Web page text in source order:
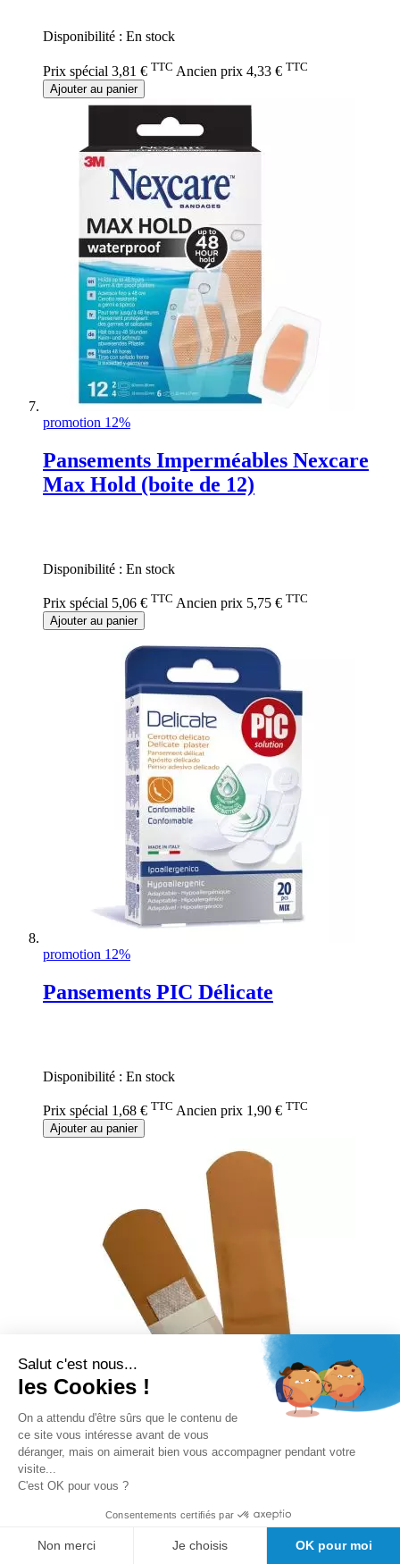
Disponibilité : En stock
Prix spécial 3,81 € TTC Ancien prix 4,33 € TTC
Ajouter au panier
promotion 12%
Pansements Imperméables Nexcare
Max Hold (boite de 12)
Disponibilité : En stock
Prix spécial 5,06 € TTC Ancien prix 5,75 € TTC
Ajouter au panier
promotion 12%
Pansements PIC Délicate
Disponibilité : En stock
Prix spécial 1,68 € TTC Ancien prix 1,90 € TTC
Ajouter au panier
promotion 12%
Pansement élastique 19 x 72 mm
(carton de 100 boites)
Salut c'est nous...
les Cookies !
On a attendu d'être sûrs que le contenu de
ce site vous intéresse avant de vous
déranger, mais on aimerait bien vous accompagner pendant votre
visite...
C'est OK pour vous ?
Consentements certifiés par
Non merci Je choisis OK pour moi